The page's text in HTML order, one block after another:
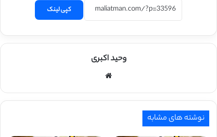
کپی لینک
وحید اکبری
نوشته های مشابه